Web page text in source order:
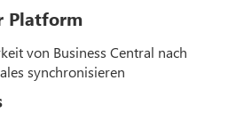
Platform
von Business Central nach
synchronisieren